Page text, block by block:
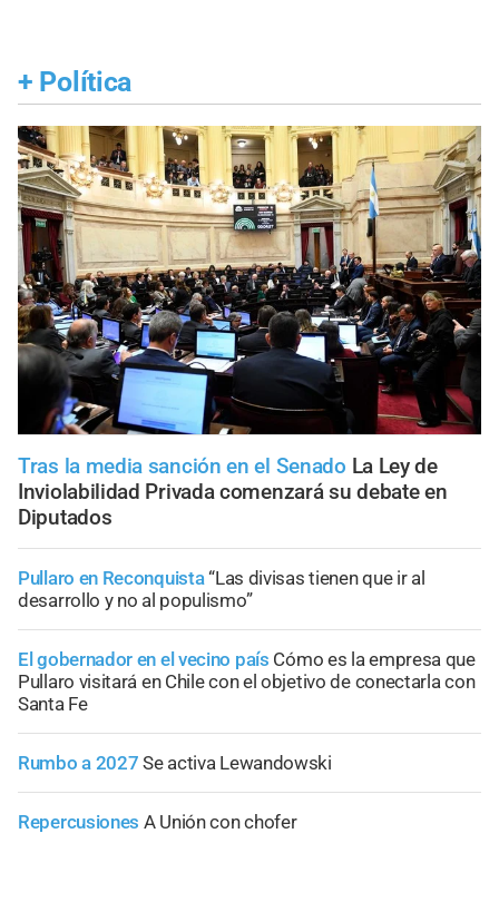
+ Política
Tras la media sanción en el Senado La Ley de
Inviolabilidad Privada comenzará su debate en
Diputados
Pullaro en Reconquista“Las divisas tienen que ir al
desarrollo y no al populismo”
El gobernador en el vecino país Cómo es la empresa que
Pullaro visitará en Chile con el objetivo de conectarla con
Santa Fe
Rumbo a 2027 Se activa Lewandowski
Repercusiones A Unión con chofer